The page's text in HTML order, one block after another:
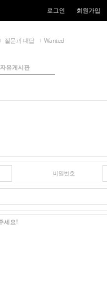
로그인 회원가입
질문과 대답 Wanted
자유게시판
비밀번호